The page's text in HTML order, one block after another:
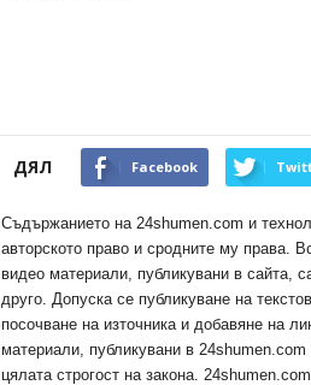
ДЯЛ Facebook
Съдържанието на 24shumen.com и
авторското право и сродните му права.
видео материали, публикувани в сайта,
друго. Допуска се публикуване на
посочване на източника и добавяне на
материали, публикувани в
цялата строгост на закона.